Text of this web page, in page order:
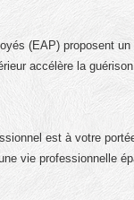
(EAP) proposent
accélère la
est à votre
vie professionnelle